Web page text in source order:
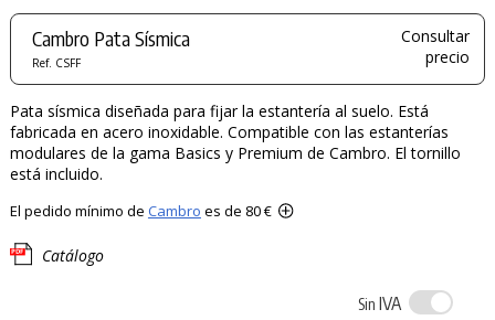
Cambro Pata Sísmica
Ref. CSFF
Consultar
precio
Pata sísmica diseñada para fijar la estantería al suelo. Está
fabricada en acero inoxidable. Compatible con las estanterías
modulares de la gama Basics y Premium de Cambro. El tornillo
está incluido.
El pedido mínimo de Cambro es de 80 €
Catálogo
Sin IVA